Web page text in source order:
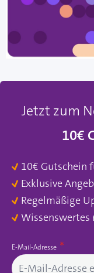
Jetzt zum
10€
10€ Gutschein
Exklusive
Regelmäßige
Wissenswertes
E-Mail-Adresse